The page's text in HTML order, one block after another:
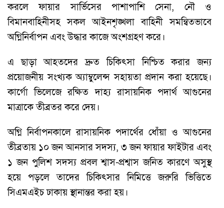
করলে ফায়ার সার্ভিসের পাশাপাশি সেনা, নৌ ও
বিমানবাহিনীসহ সকল আইনশৃঙ্খলা বাহিনী সমন্বিতভাবে
অগ্নিনির্বাপন এবং উদ্ধার কাজে অংশগ্রহণ করে।
এ ছাড়া আহতদের দ্রুত চিকিৎসা নিশ্চিত করার জন্য
প্রয়োজনীয় সংখ্যক অ্যাম্বুলেন্স সহায়তা প্রদান করা হয়েছে।
কার্গো ভিলেজে রক্ষিত দাহ্য রাসায়নিক পদার্থ আগুনের
মাত্রাকে তীব্রতর করে দেয়।
অগ্নি নির্বাপনকালে রাসায়নিক পদার্থের ধোঁয়া ও আগুনের
তীব্রতায় ১০ জন আনসার সদস্য, ৩ জন ফায়ার ফাইটার এবং
১ জন পুলিশ সদস্য প্রবল শ্বাস-প্রশ্বাস জনিত কারণে অসুস্থ
হয়ে পড়লে তাদের চিকিৎসার নিমিত্তে জরুরি ভিত্তিতে
সিএমএইচ ঢাকায় স্থানান্তর করা হয়।